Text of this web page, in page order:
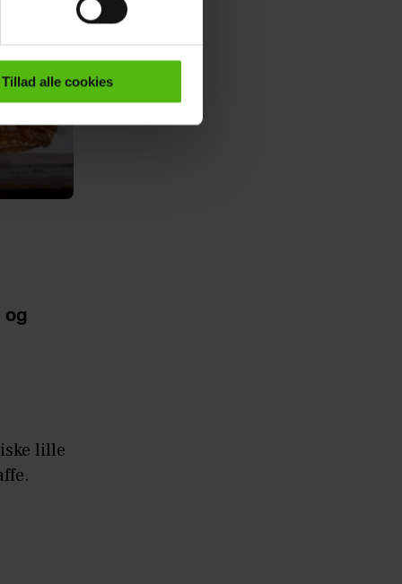
Vi indsamler data
Tillad alle cookies
og
lille